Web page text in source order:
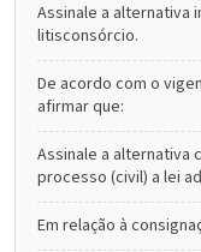
Assinale a alternativa
litisconsórcio.
De acordo com o
afirmar que:
Assinale a alternativa
processo (civil) a lei
Em relação à